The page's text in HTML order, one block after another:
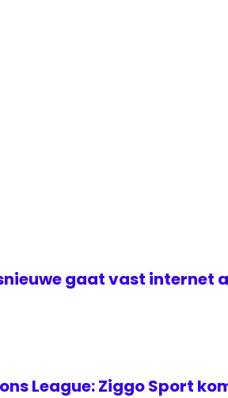
gaat vast internet
League: Ziggo Sport